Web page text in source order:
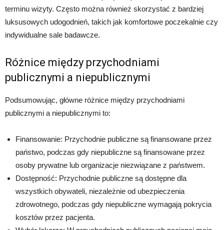
terminu wizyty. Często można również skorzystać z bardziej
luksusowych udogodnień, takich jak komfortowe poczekalnie czy
indywidualne sale badawcze.
Różnice między przychodniami
publicznymi a niepublicznymi
Podsumowując, główne różnice między przychodniami
publicznymi a niepublicznymi to:
Finansowanie: Przychodnie publiczne są finansowane przez
państwo, podczas gdy niepubliczne są finansowane przez
osoby prywatne lub organizacje niezwiązane z państwem.
Dostępność: Przychodnie publiczne są dostępne dla
wszystkich obywateli, niezależnie od ubezpieczenia
zdrowotnego, podczas gdy niepubliczne wymagają pokrycia
kosztów przez pacjenta.